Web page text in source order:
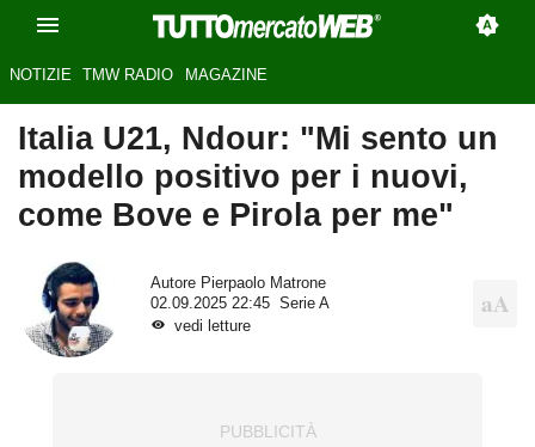
NOTIZIE TMW RADIO MAGAZINE
Italia U21, Ndour: "Mi sento un
modello positivo per i nuovi,
come Bove e Pirola per me"
Autore Pierpaolo Matrone
02.09.2025 22:45
Serie A
vedi letture